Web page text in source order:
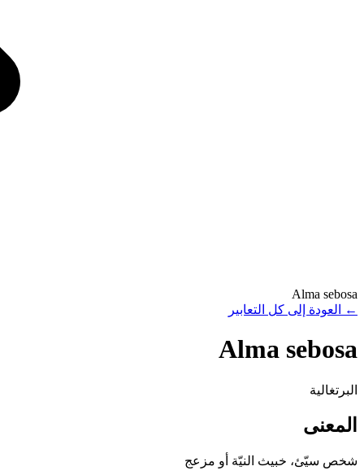
Alma sebosa
←
العودة إلى كل التعابير
Alma sebosa
البرتغالية
المعنى
شخص سيّئ، خبيث النيّة أو مزعج